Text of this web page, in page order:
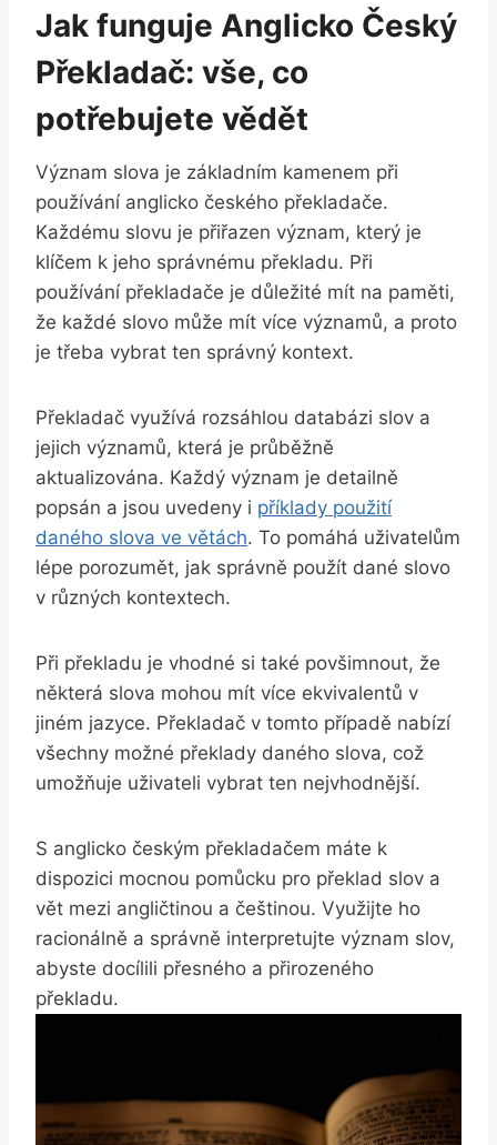
Jak ‌funguje Anglicko Český
Překladač: vše, co⁢
potřebujete vědět
Význam slova je​ základním ‌kamenem při
používání anglicko ⁣českého překladače.
Každému slovu je ⁣přiřazen význam, ⁣který je‌
klíčem ​k jeho správnému překladu. Při
používání ⁤překladače je důležité mít na⁤ paměti,
že každé slovo může ⁣mít⁣ více významů, a proto
je třeba vybrat ten ‍správný kontext.
Překladač ⁢využívá‍ rozsáhlou databázi⁤ slov‌ a
jejich významů, která je průběžně
aktualizována. ⁤Každý význam je detailně
popsán a jsou uvedeny i příklady‌ použití
daného slova ve větách. To pomáhá uživatelům
lépe ‍porozumět, jak správně použít dané slovo
v různých kontextech.
Při překladu​ je vhodné si také povšimnout, že
některá ​slova ⁤mohou mít více‍ ekvivalentů v
jiném‍ jazyce.⁣ Překladač v tomto případě nabízí
všechny možné⁣ překlady daného slova, což
umožňuje​ uživateli ‍vybrat ten nejvhodnější.
S‍ anglicko⁣ českým překladačem máte k
dispozici mocnou pomůcku pro překlad slov a
vět mezi angličtinou a češtinou. Využijte ho
racionálně⁢ a⁤ správně interpretujte​ význam slov,
abyste docílili ⁢přesného a přirozeného‍
překladu.